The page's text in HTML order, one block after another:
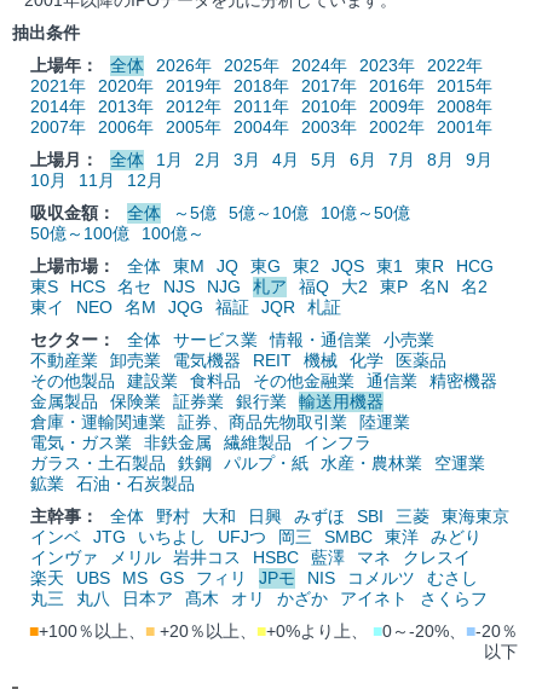
抽出条件
上場年：
全体 2026年 2025年 2024年 2023年
2022年
2021年
2020年 2019年 2018年 2017年 2016年
2015年
2014年
2013年 2012年 2011年 2010年 2009年
2008年
2007年
2006年 2005年 2004年 2003年 2002年
2001年
上場月：
全体 1月 2月 3月 4月 5月 6月 7月 8月
9月
10月
11月
12月
吸収金額：
全体 ～5億 5億～10億
10億～50億
50億～100億
100億～
上場市場：
全体 東M JQ 東G 東2 JQS 東1 東R
HCG
東S
HCS 名セ NJS NJG 札ア 福Q 大2 東P 名N
名2
東イ
NEO 名M JQG 福証 JQR
札証
セクター：
全体 サービス業 情報・通信業
小売業
不動産業
卸売業 電気機器 REIT 機械 化学
医薬品
その他製品
建設業 食料品 その他金融業 通信業
精密機器
金属製品
保険業 証券業 銀行業
輸送用機器
倉庫・運輸関連業
証券、商品先物取引業
陸運業
電気・ガス業
非鉄金属 繊維製品
インフラ
ガラス・土石製品
鉄鋼 パルプ・紙 水産・農林業
空運業
鉱業
石油・石炭製品
主幹事：
全体 野村 大和 日興 みずほ SBI 三菱
東海東京
インベ
JTG いちよし UFJつ 岡三 SMBC 東洋
みどり
インヴァ
メリル 岩井コス HSBC 藍澤 マネ
クレスイ
楽天
UBS MS GS フィリ JPモ NIS コメルツ
むさし
丸三
丸八 日本ア 髙木 オリ かざか アイネト
さくらフ
■+100％以上、 ■ +20％以上、 ■+0%より上、 ■0～-20%、 ■-20％
以下